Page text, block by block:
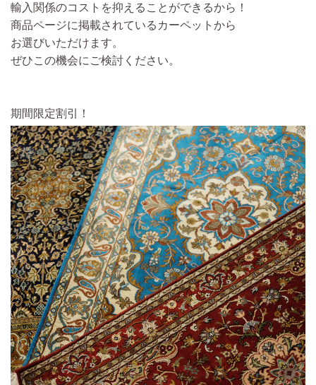
輸入関係のコストを抑えることができるから！
商品ページに掲載されているカーペットから
お選びいただけます。
ぜひこの機会にご検討ください。
期間限定割引！